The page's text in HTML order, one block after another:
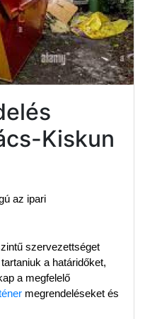
Kiskun
az ipari
szervezettséget
a határidőket,
a megfelelő
megrendeléseket és